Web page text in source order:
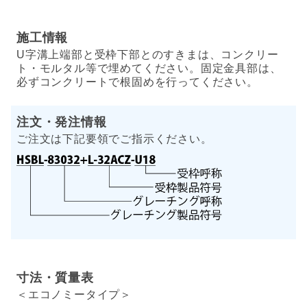
施工情報
U字溝上端部と受枠下部とのすきまは、コンクリー
ト・モルタル等で埋めてください。固定金具部は、
必ずコンクリートで根固めを行ってください。
注文・発注情報
ご注文は下記要領でご指示ください。
寸法・質量表
＜エコノミータイプ＞